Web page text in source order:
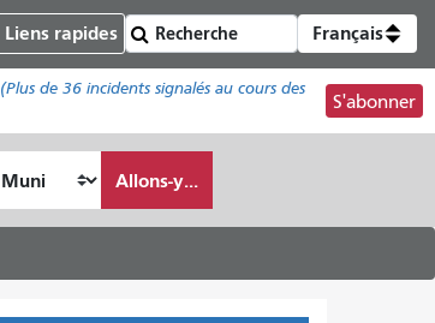
Liens rapides Français
(Plus de 36 incidents signalés au cours des
S'abonner
Allons-y...